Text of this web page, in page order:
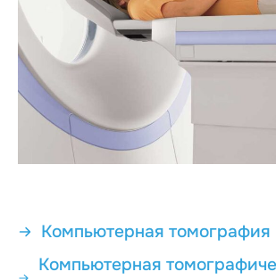
Компьютерная томография
Компьютерная